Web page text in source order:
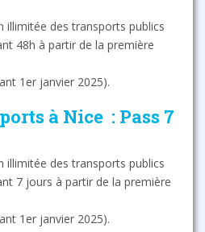
illimitée des transports publics
48h à partir de la première
1er janvier 2025).
à Nice : Pass 7
illimitée des transports publics
7 jours à partir de la première
1er janvier 2025).